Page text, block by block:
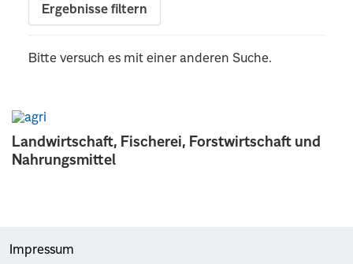
Landwirtschaft, Fischerei, Forstwirtschaft und
Nahrungsmittel
Ergebnisse filtern
Bitte versuch es mit einer anderen Suche.
Impressum